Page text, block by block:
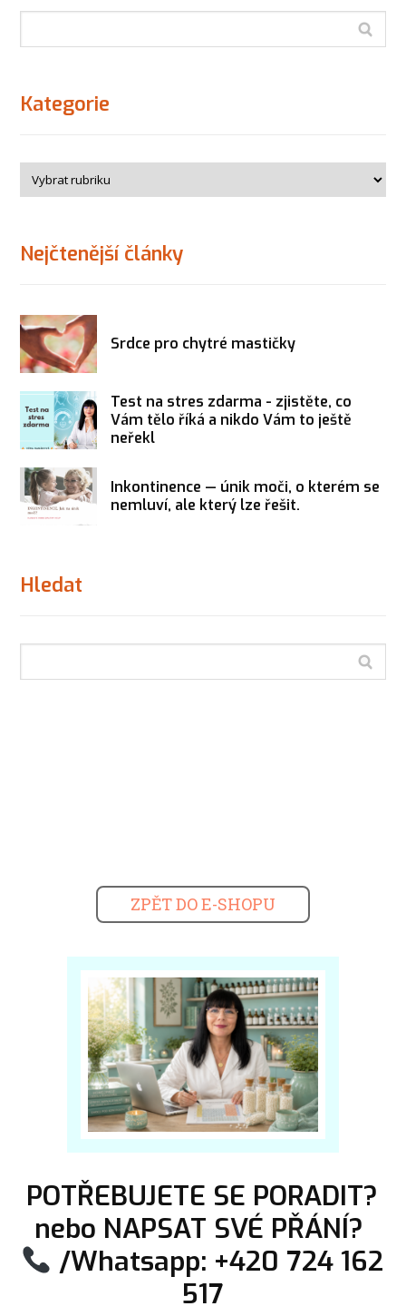
Kategorie
Nejčtenější články
Srdce pro chytré mastičky
Test na stres zdarma - zjistěte, co
Vám tělo říká a nikdo Vám to ještě
neřekl
Inkontinence — únik moči, o kterém se
nemluví, ale který lze řešit.
Hledat
ZPĚT DO E-SHOPU
POTŘEBUJETE SE PORADIT?
nebo NAPSAT SVÉ PŘÁNÍ?
/Whatsapp: +420 724 162
517